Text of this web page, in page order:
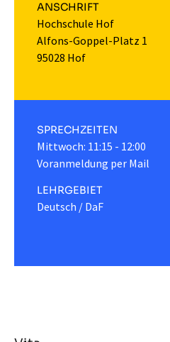
ANSCHRIFT
Hochschule Hof
Alfons-Goppel-Platz 1
95028 Hof
SPRECHZEITEN
Mittwoch: 11:15 - 12:00
Voranmeldung per Mail
LEHRGEBIET
Deutsch / DaF